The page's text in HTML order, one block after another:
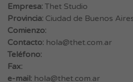
Empresa: Thet Studio
Provincia: Ciudad de Buenos
Comienzo:
Contacto: hola@thet.com.ar
Teléfono:
Fax:
e-mail: hola@thet.com.ar